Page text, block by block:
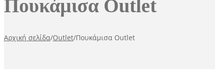
Πουκάμισα Outlet
Αρχική σελίδα/Outlet/Πουκάμισα Outlet